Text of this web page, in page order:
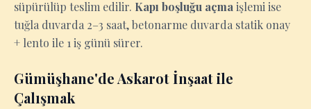
süpürülüp teslim edilir. Kapı boşluğu açma işlemi ise
tuğla duvarda 2–3 saat, betonarme duvarda statik onay
+ lento ile 1 iş günü sürer.
Gümüşhane'de Askarot İnşaat ile
Çalışmak